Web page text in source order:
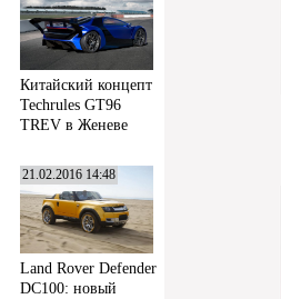
Китайский концепт
Techrules GT96
TREV в Женеве
21.02.2016 14:48
Land Rover Defender
DC100: новый